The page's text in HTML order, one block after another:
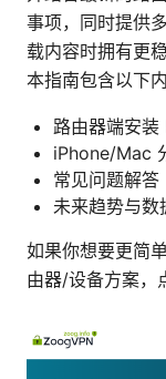
事项，同时提供
载内容时拥有更
本指南包含以下内
路由器端安
iPhone/Mac
常见问题解答
未来趋势与数
如果你想要更简
由器/设备方案，